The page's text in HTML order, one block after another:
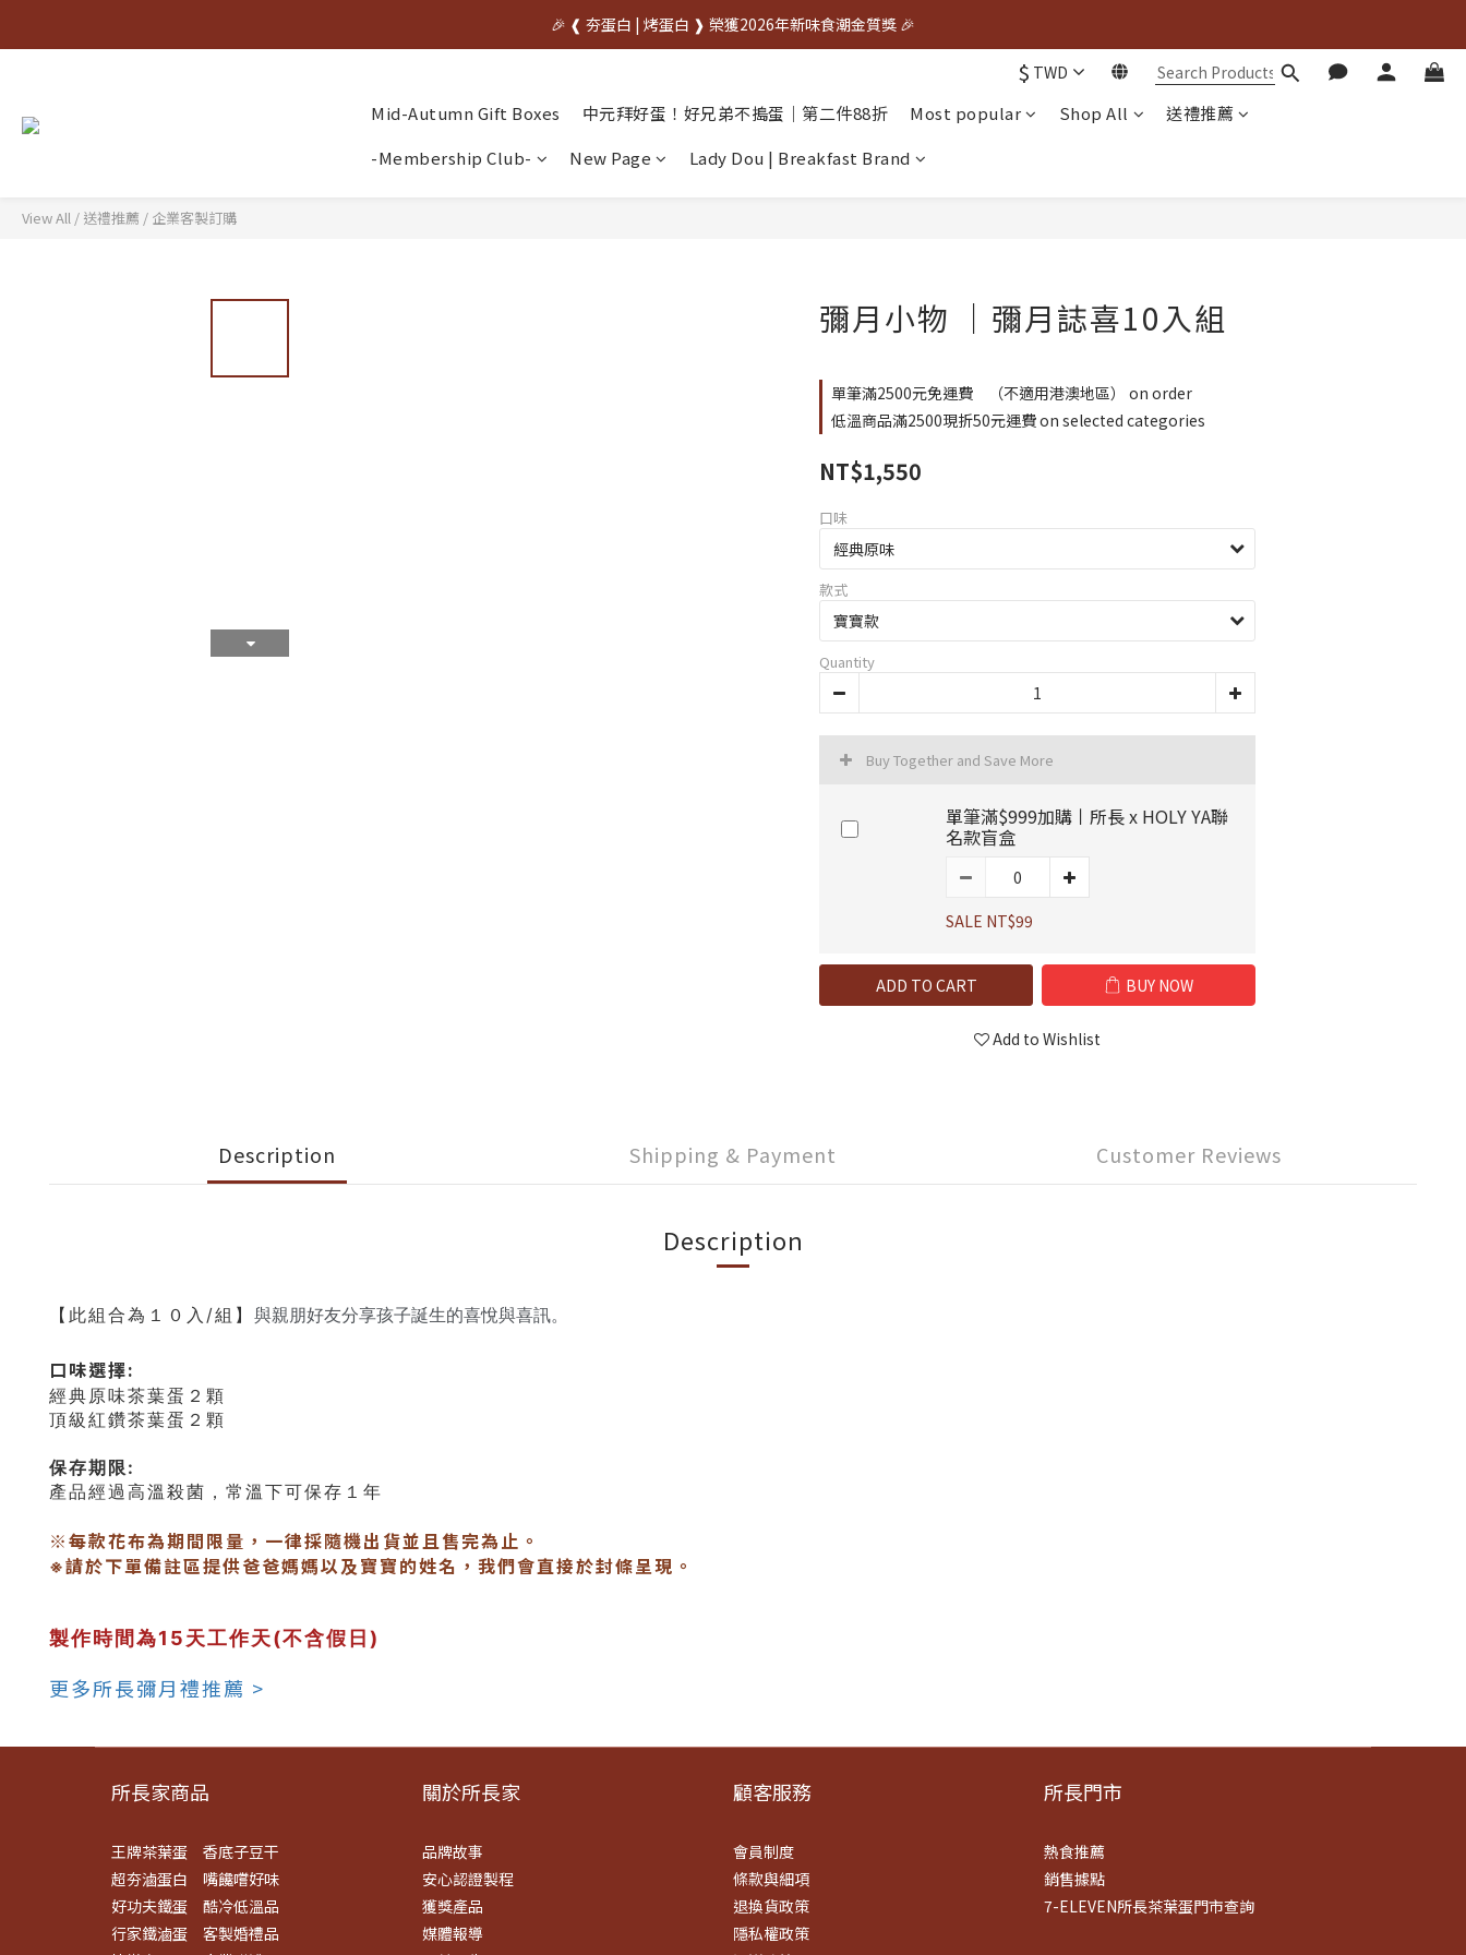
中秋先訂✦送禮不慌    🌙中秋早鳥優惠開跑🌙     🥚優惠期間07/20~08/31🥚
🎉 ❰ 夯蛋白 | 烤蛋白 ❱ 榮獲2026年新味食潮金質獎 🎉
$ TWD
Mid-Autumn Gift Boxes 中元拜好蛋！好兄弟不搗蛋｜第二件88折 Most popular Shop All
送禮推薦
-Membership Club-
New Page Lady Dou | Breakfast Brand
View All / 送禮推薦 / 企業客製訂購
彌月小物 ｜彌月誌喜10入組
單筆滿2500元免運費 （不適用港澳地區） on order
低溫商品滿2500現折50元運費 on selected categories
NT$1,550
口味
款式
Quantity
Buy Together and Save More
單筆滿$999加購丨所長 x HOLY YA聯
名款盲盒
SALE NT$99
ADD TO CART BUY NOW
Add to Wishlist
Description Shipping & Payment Customer Reviews
Description
【此組合為１０入/組】 與親朋好友分享孩子誕生的喜悅與喜訊。
口味選擇:
經典原味茶葉蛋２顆
頂級紅鑽茶葉蛋２顆
保存期限:
產品經過高溫殺菌，常溫下可保存１年
※每款花布為期間限量，一律採隨機出貨並且售完為止。
※請於下單備註區提供爸爸媽媽以及寶寶的姓名，我們會直接於封條呈現。
製作時間為15天工作天(不含假日)
更多所長彌月禮推薦 >
所長家商品
王牌茶葉蛋
香底子豆干
超夯滷蛋白
嘴饞嚐好味
好功夫鐵蛋
酷冷低溫品
行家鐵滷蛋
客製婚禮品
關於所長​家
品牌故事
安心認證製程
獲獎產品
媒體報導
顧客服務
會員制度
條款與細項
退換貨政策
隱私權政策
所長門市
熱食推薦
銷售據點
7-ELEVEN所長茶葉蛋門市查詢